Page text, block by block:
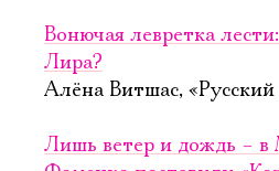
Вонючая левретка
Лира?
Алёна Витшас, «Русский
Лишь ветер и дождь – в